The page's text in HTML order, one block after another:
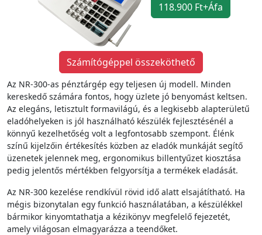
118.900 Ft+Áfa
Számítógéppel összeköthető
Az NR-300-as pénztárgép egy teljesen új modell. Minden
kereskedő számára fontos, hogy üzlete jó benyomást keltsen.
Az elegáns, letisztult formavilágú, és a legkisebb alapterületű
eladóhelyeken is jól használható készülék fejlesztésénél a
könnyű kezelhetőség volt a legfontosabb szempont. Élénk
színű kijelzőin értékesítés közben az eladók munkáját segítő
üzenetek jelennek meg, ergonomikus billentyűzet kiosztása
pedig jelentős mértékben felgyorsítja a termékek eladását.
Az NR-300 kezelése rendkívül rövid idő alatt elsajátítható. Ha
mégis bizonytalan egy funkció használatában, a készülékkel
bármikor kinyomtathatja a kézikönyv megfelelő fejezetét,
amely világosan elmagyarázza a teendőket.